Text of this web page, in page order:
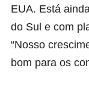
EUA. Está
do Sul e com
“Nosso
bom para os